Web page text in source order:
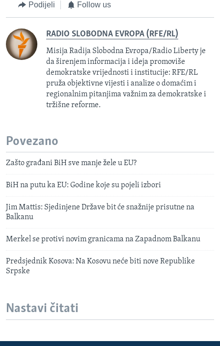
Podijeli Follow us
RADIO SLOBODNA EVROPA (RFE/RL)
Misija Radija Slobodna Evropa/Radio Liberty je
da širenjem informacija i ideja promoviše
demokratske vrijednosti i institucije: RFE/RL
pruža objektivne vijesti i analize o domaćim i
regionalnim pitanjima važnim za demokratske i
tržišne reforme.
Povezano
Zašto građani BiH sve manje žele u EU?
BiH na putu ka EU: Godine koje su pojeli izbori
Jim Mattis: Sjedinjene Države bit će snažnije prisutne na
Balkanu
Merkel se protivi novim granicama na Zapadnom Balkanu
Predsjednik Kosova: Na Kosovu neće biti nove Republike
Srpske
Nastavi čitati